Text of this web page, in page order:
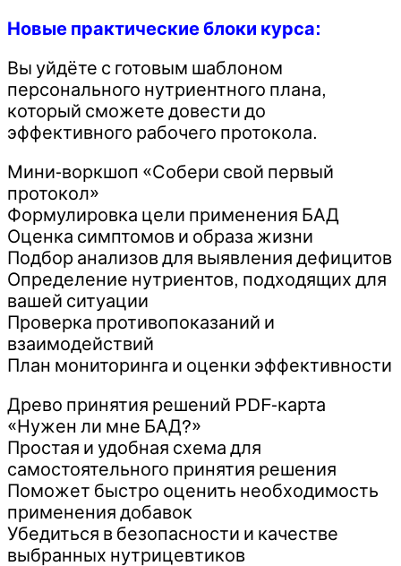
Новые практические блоки курса:
Вы уйдёте с готовым шаблоном
персонального нутриентного плана,
который сможете довести до
эффективного рабочего протокола.
Мини-воркшоп «Собери свой первый
протокол»
Формулировка цели применения БАД
Оценка симптомов и образа жизни
Подбор анализов для выявления дефицитов
Определение нутриентов, подходящих для
вашей ситуации
Проверка противопоказаний и
взаимодействий
План мониторинга и оценки эффективности
Древо принятия решений PDF-карта
«Нужен ли мне БАД?»
Простая и удобная схема для
самостоятельного принятия решения
Поможет быстро оценить необходимость
применения добавок
Убедиться в безопасности и качестве
выбранных нутрицевтиков